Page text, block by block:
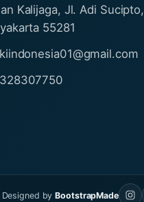
Kalijaga, Jl. Adi Sucipto,
55281
Designed byBootstrapMade